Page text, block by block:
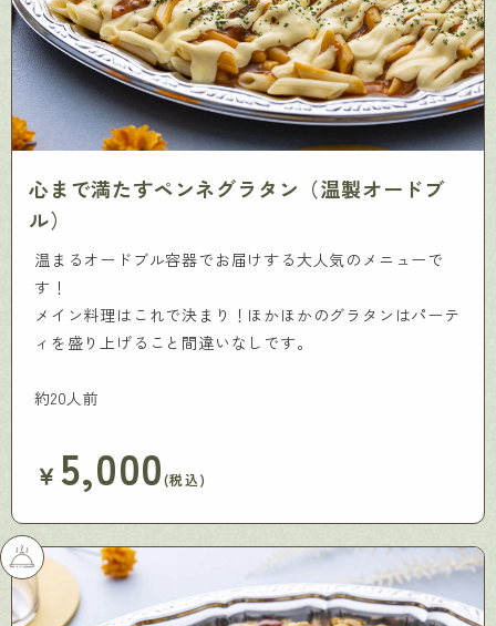
心まで満たすペンネグラタン（温製オードブ
ル）
温まるオードブル容器でお届けする大人気のメニューで
す！
メイン料理はこれで決まり！ほかほかのグラタンはパーテ
ィを盛り上げること間違いなしです。
約20人前
￥5,000(税込)